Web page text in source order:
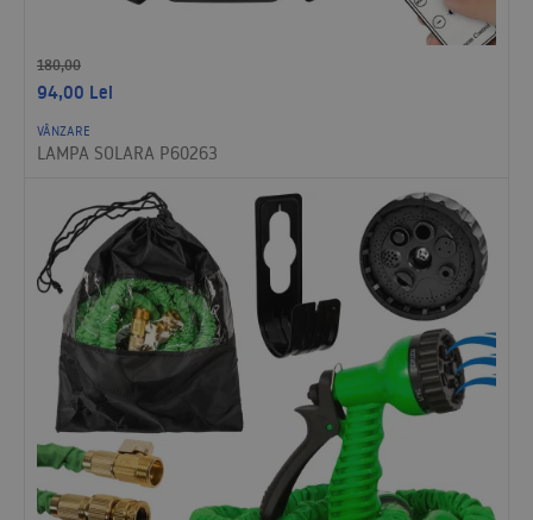
180,00
94,00 Lei
VÂNZARE
LAMPA SOLARA P60263